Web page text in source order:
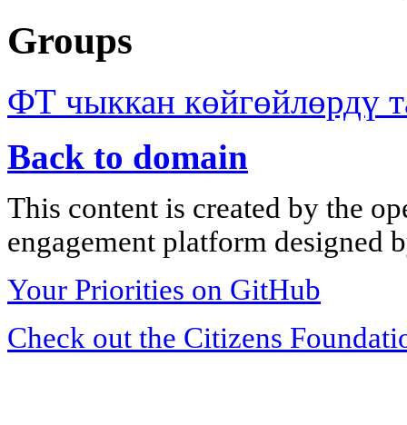
Groups
ФТ чыккан көйгөйлөрдү
Back to domain
This content is created by the
engagement platform designed
Your Priorities on GitHub
Check out the Citizens